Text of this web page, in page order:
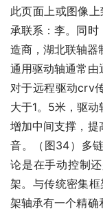
此页面上或图像
承联系：李。同时
造商，湖北联轴器
通用驱动轴通常由
对于远程驱动crv
大于1。5米，驱动
增加中间支撑，提
音。（图34）多
论是在手动控制
架。与传统密集
架轴承有一个精确